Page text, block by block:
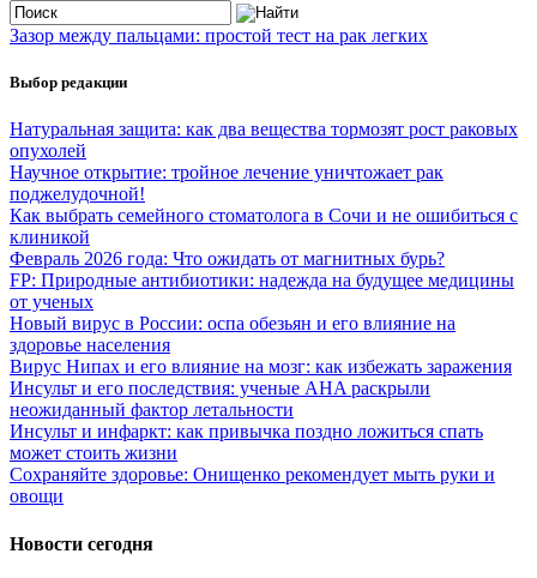
Зазор между пальцами: простой тест на рак легких
Выбор редакции
Натуральная защита: как два вещества тормозят рост раковых
опухолей
Научное открытие: тройное лечение уничтожает рак
поджелудочной!
Как выбрать семейного стоматолога в Сочи и не ошибиться с
клиникой
Февраль 2026 года: Что ожидать от магнитных бурь?
FP: Природные антибиотики: надежда на будущее медицины
от ученых
Новый вирус в России: оспа обезьян и его влияние на
здоровье населения
Вирус Нипах и его влияние на мозг: как избежать заражения
Инсульт и его последствия: ученые AHA раскрыли
неожиданный фактор летальности
Инсульт и инфаркт: как привычка поздно ложиться спать
может стоить жизни
Сохраняйте здоровье: Онищенко рекомендует мыть руки и
овощи
Новости сегодня